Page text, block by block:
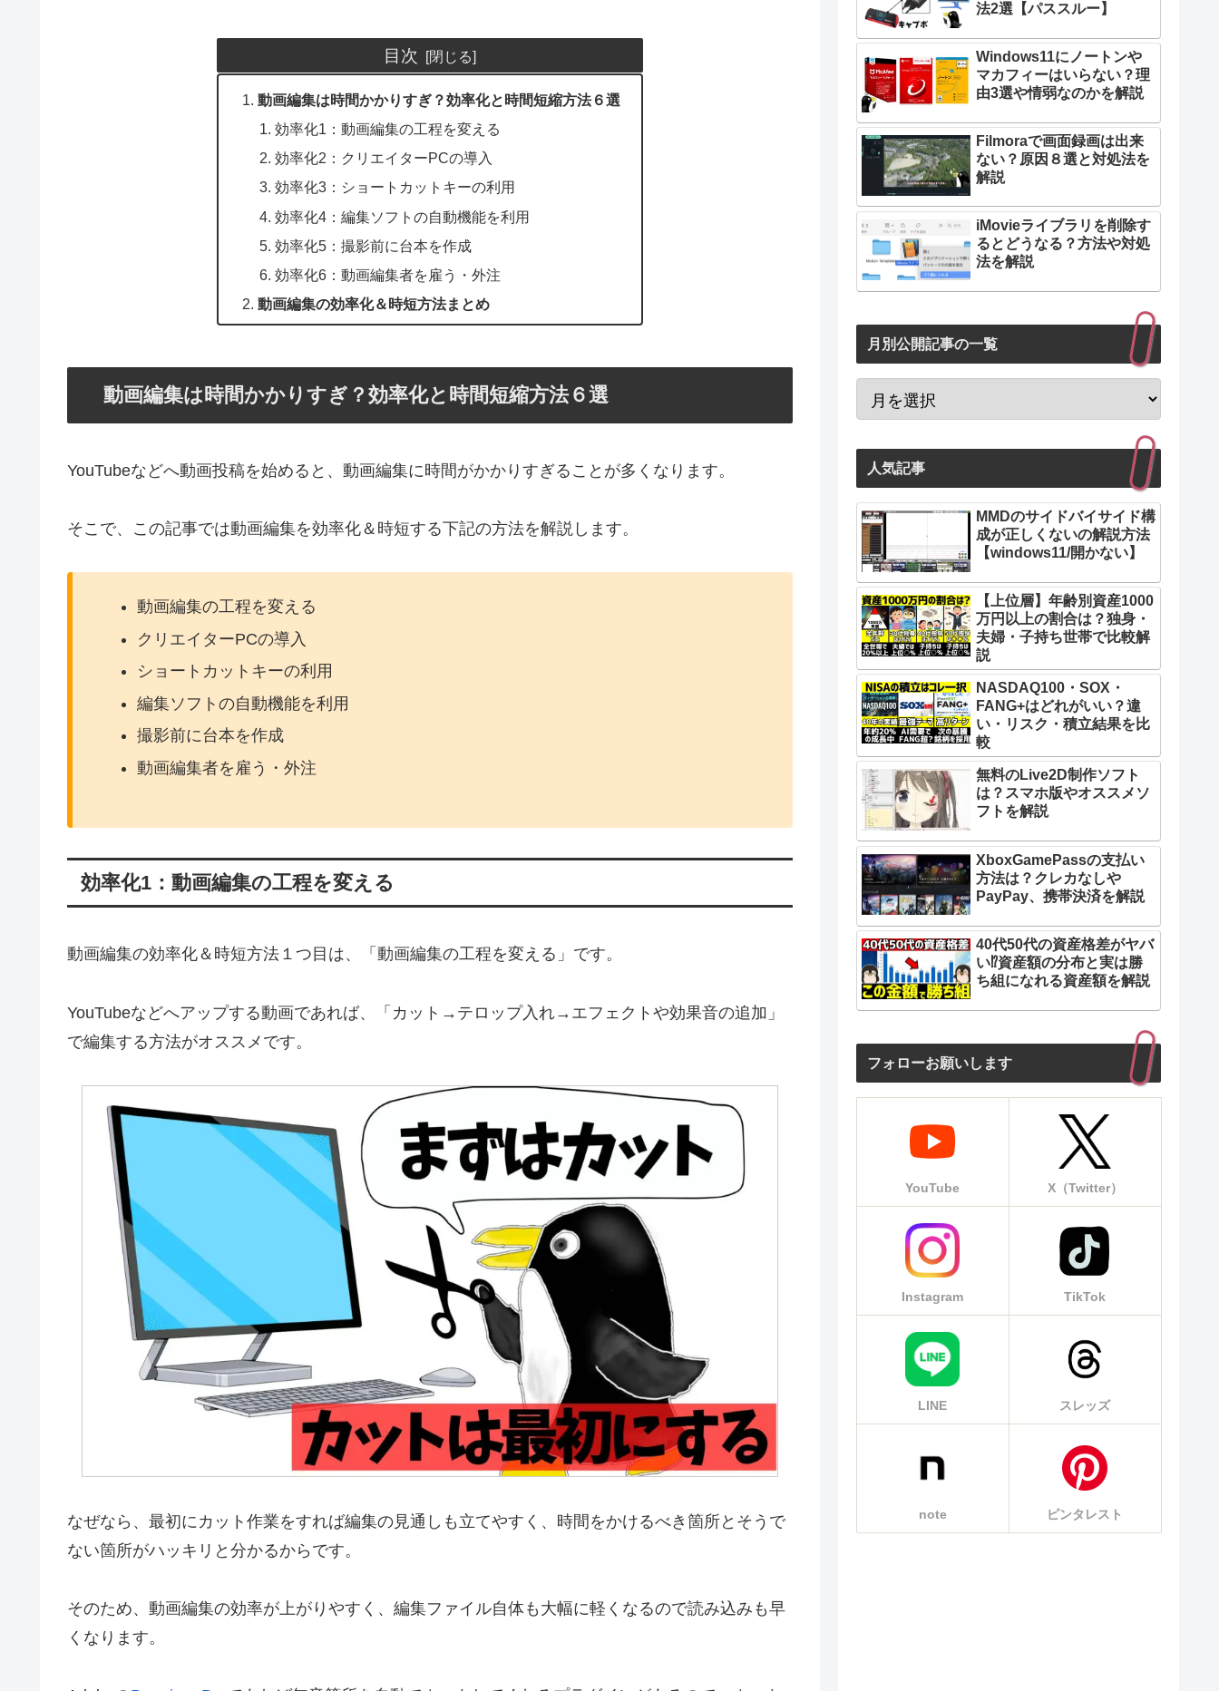
目次
動画編集は時間かかりすぎ？効率化と時間短縮方法６選
効率化1：動画編集の工程を変える
効率化2：クリエイターPCの導入
効率化3：ショートカットキーの利用
効率化4：編集ソフトの自動機能を利用
効率化5：撮影前に台本を作成
効率化6：動画編集者を雇う・外注
動画編集の効率化＆時短方法まとめ
動画編集は時間かかりすぎ？効率化と時間短縮方法６選
YouTubeなどへ動画投稿を始めると、動画編集に時間がかかりすぎることが多くなります。
そこで、この記事では動画編集を効率化＆時短する下記の方法を解説します。
動画編集の工程を変える
クリエイターPCの導入
ショートカットキーの利用
編集ソフトの自動機能を利用
撮影前に台本を作成
動画編集者を雇う・外注
効率化1：動画編集の工程を変える
動画編集の効率化＆時短方法１つ目は、「動画編集の工程を変える」です。
YouTubeなどへアップする動画であれば、「カット→テロップ入れ→エフェクトや効果音の追加」
で編集する方法がオススメです。
なぜなら、最初にカット作業をすれば編集の見通しも立てやすく、時間をかけるべき箇所とそうで
ない箇所がハッキリと分かるからです。
そのため、動画編集の効率が上がりやすく、編集ファイル自体も大幅に軽くなるので読み込みも早
くなります。
法2選【パススルー】
Windows11にノートンや
マカフィーはいらない？理
由3選や情弱なのかを解説
Filmoraで画面録画は出来
ない？原因８選と対処法を
解説
iMovieライブラリを削除す
るとどうなる？方法や対処
法を解説
月別公開記事の一覧
人気記事
MMDのサイドバイサイド構
成が正しくないの解説方法
【windows11/開かない】
【上位層】年齢別資産1000
万円以上の割合は？独身・
夫婦・子持ち世帯で比較解
説
NASDAQ100・SOX・
FANG+はどれがいい？違
い・リスク・積立結果を比
較
無料のLive2D制作ソフト
は？スマホ版やオススメソ
フトを解説
XboxGamePassの支払い
方法は？クレカなしや
PayPay、携帯決済を解説
40代50代の資産格差がヤバ
い⁉︎資産額の分布と実は勝
ち組になれる資産額を解説
フォローお願いします
YouTube X（Twitter）
Instagram TikTok
LINE スレッズ
note ピンタレスト